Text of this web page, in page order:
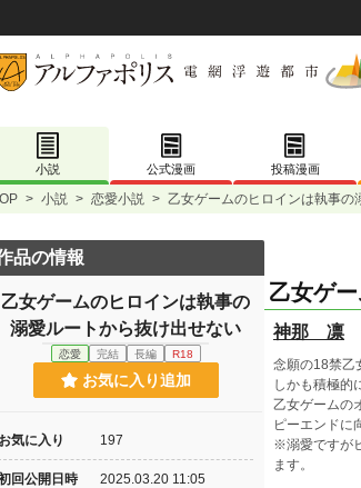
小説 公式漫画 投稿漫画
> 小説 > 恋愛小説 > 乙女ゲームのヒロインは執事の
乙女ゲ
神那 凛
念願の18禁乙
しかも積極的
乙女ゲームの
ピーエンドに
※溺愛ですが
ます。
品の情報
乙女ゲームのヒロインは執事の
溺愛ルートから抜け出せない
恋愛 完結 長編 R18
お気に入り追加
お気に入り 197
回公開日時 2025.03.20 11:05